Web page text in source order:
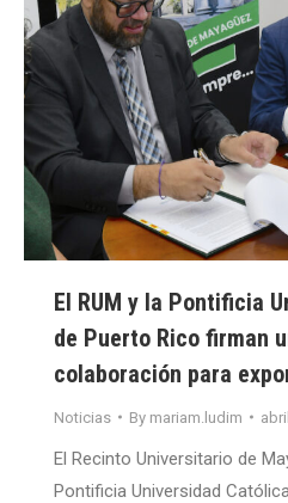
El RUM y la Pontificia
de Puerto Rico firman
colaboración para
Noticias By mariam.ludim
El Recinto Universitario de
Pontificia Universidad